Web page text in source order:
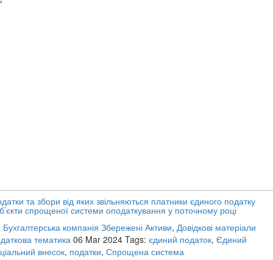
та збори від яких звільняються платники єдиного податку
спрощеної системи оподаткування у поточному році
Бухгалтерська компанія Збережені Активи, Довідкові матеріали
тематика 06 Mar 2024 Tags: єдиний податок, Єдиний
внесок, податки, Спрощена система